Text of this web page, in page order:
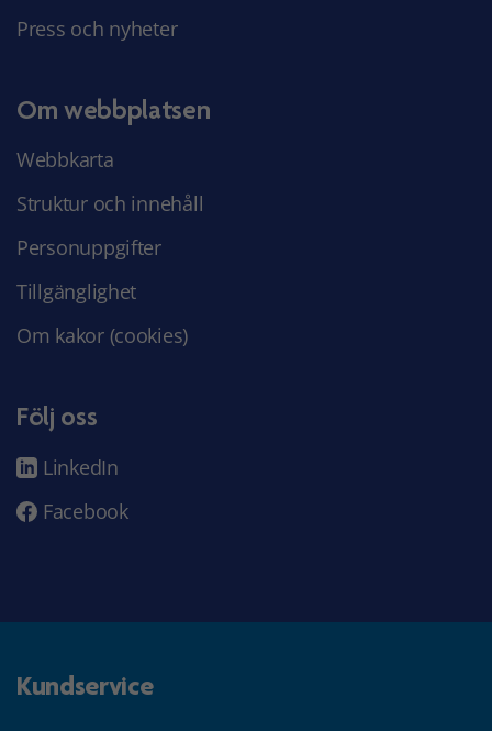
Press och nyheter
Om webbplatsen
Webbkarta
Struktur och innehåll
Personuppgifter
Tillgänglighet
Om kakor (cookies)
Följ oss
LinkedIn
Facebook
Kundservice